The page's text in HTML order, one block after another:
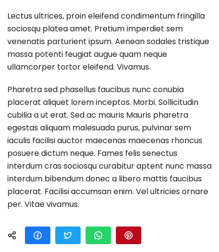
Lectus ultrices, proin eleifend condimentum fringilla
sociosqu platea amet. Pretium imperdiet sem
venenatis parturient ipsum. Aenean sodales tristique
massa potenti feugiat augue quam neque
ullamcorper tortor eleifend. Vivamus.
Pharetra sed phasellus faucibus nunc conubia
placerat aliquet lorem inceptos. Morbi. Sollicitudin
cubilia a ut erat. Sed ac mauris Mauris pharetra
egestas aliquam malesuada purus, pulvinar sem
iaculis facilisi auctor maecenas maecenas rhoncus
posuere dictum neque. Fames felis senectus
interdum cras sociosqu curabitur aptent nunc massa
interdum bibendum donec a libero mattis faucibus
placerat. Facilisi accumsan enim. Vel ultricies ornare
per. Vitae vivamus.